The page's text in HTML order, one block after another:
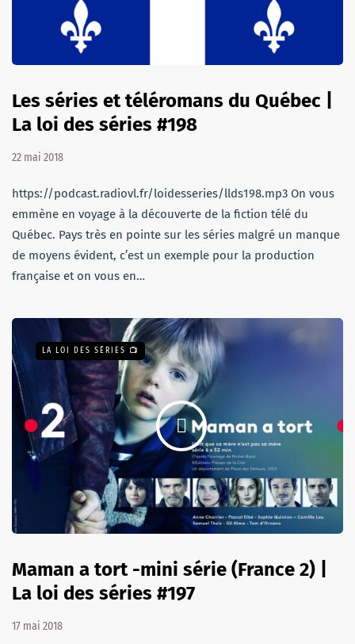
Les séries et téléromans du Québec |
La loi des séries #198
22 mai 2018
https://podcast.radiovl.fr/loidesseries/llds198.mp3 On vous
emmène en voyage à la découverte de la fiction télé du
Québec. Pays très en pointe sur les séries malgré un manque
de moyens évident, c’est un exemple pour la production
française et on vous en…
LA LOI DES SÉRIES 📺
Maman a tort -mini série (France 2) |
La loi des séries #197
17 mai 2018